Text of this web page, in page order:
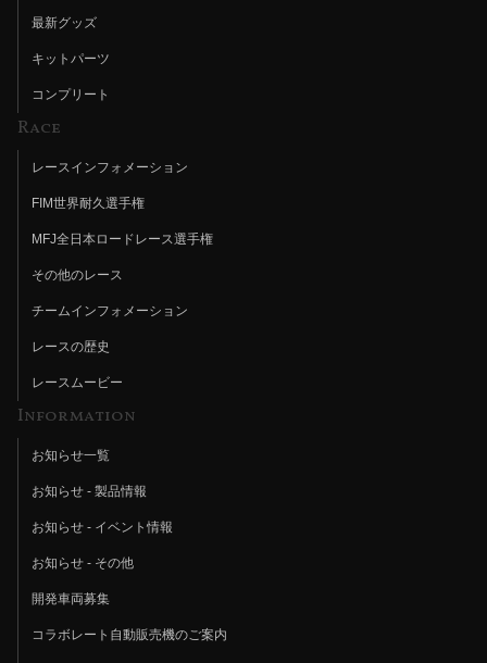
最新グッズ
キットパーツ
コンプリート
Race
レースインフォメーション
FIM世界耐久選手権
MFJ全日本ロードレース選手権
その他のレース
チームインフォメーション
レースの歴史
レースムービー
Information
お知らせ一覧
お知らせ - 製品情報
お知らせ - イベント情報
お知らせ - その他
開発車両募集
コラボレート自動販売機のご案内